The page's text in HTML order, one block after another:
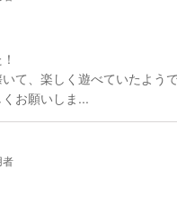
て、楽しく遊べていたよう
お願いしま...
者